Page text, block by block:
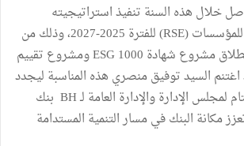
خلال هذه السنة تنفيذ استراتيجيته
للمسؤولية المجتمعية للمؤسسات (RSE) للفترة 2025-2027، وذلك من
خلال إعطاء إشارة إنطلاق مشروع شهادة ESG 1000 ومشروع تقييم
اغتنم السيد توفيق منصري هذه المناسبة ليجدد
التأكيد على الالتزام التام لمجلس الإدارة والإدارة العامة لـ BH بنك
مكانة البنك في مسار التنمية المستدامة